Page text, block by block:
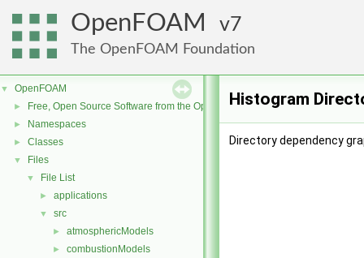
OpenFOAM 7
The OpenFOAM Foundation
▼ OpenFOAM
► Free, Open Source Software from the OpenFOAM Foundation
► Namespaces
► Classes
▼ Files
▼ File List
► applications
▼ src
► atmosphericModels
► combustionModels
Histogram
Directory dependency